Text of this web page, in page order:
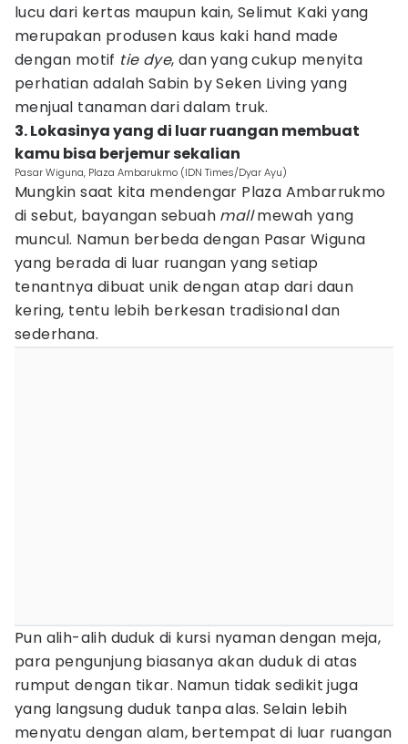
lucu dari kertas maupun kain, Selimut Kaki yang
merupakan produsen kaus kaki hand made
dengan motif tie dye, dan yang cukup menyita
perhatian adalah Sabin by Seken Living yang
menjual tanaman dari dalam truk.
3. Lokasinya yang di luar ruangan membuat
kamu bisa berjemur sekalian
Pasar Wiguna, Plaza Ambarukmo (IDN Times/Dyar Ayu)
Mungkin saat kita mendengar Plaza Ambarrukmo
di sebut, bayangan sebuah mallmewah yang
muncul. Namun berbeda dengan Pasar Wiguna
yang berada di luar ruangan yang setiap
tenantnya dibuat unik dengan atap dari daun
kering, tentu lebih berkesan tradisional dan
sederhana.
Pun alih-alih duduk di kursi nyaman dengan meja,
para pengunjung biasanya akan duduk di atas
rumput dengan tikar. Namun tidak sedikit juga
yang langsung duduk tanpa alas. Selain lebih
menyatu dengan alam, bertempat di luar ruangan